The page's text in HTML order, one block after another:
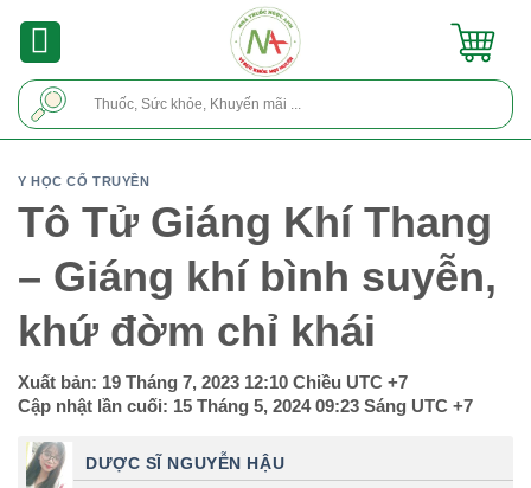
Y HỌC CỔ TRUYỀN
Tô Tử Giáng Khí Thang
– Giáng khí bình suyễn,
khứ đờm chỉ khái
Xuất bản: 19 Tháng 7, 2023 12:10 Chiều UTC +7
Cập nhật lần cuối: 15 Tháng 5, 2024 09:23 Sáng UTC +7
DƯỢC SĨ NGUYỄN HẬU